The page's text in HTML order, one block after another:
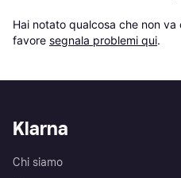
Hai notato qualcosa che non
favore segnala problemi qui.
Klarna
Chi siamo